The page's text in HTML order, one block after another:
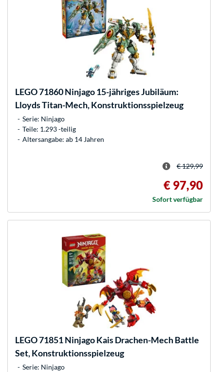
LEGO71860 Ninjago 15-jähriges Jubiläum:
Lloyds Titan-Mech, Konstruktionsspielzeug
Serie: Ninjago
Teile: 1.293 -teilig
Altersangabe: ab 14 Jahren
€ 129,99
€ 97,90
Sofort verfügbar
LEGO71851 Ninjago Kais Drachen-Mech Battle
Set, Konstruktionsspielzeug
Serie: Ninjago